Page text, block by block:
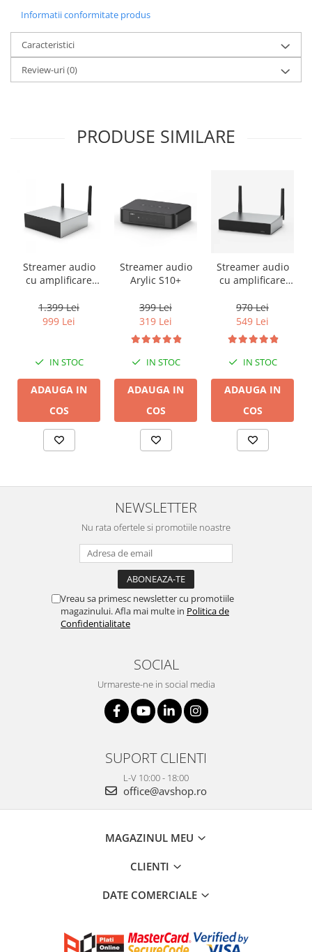
Informatii conformitate produs
Caracteristici
Review-uri(0)
PRODUSE SIMILARE
Streamer audio
cu amplificare
A50+, LAN /Wi-Fi
/Bluetooth,
1.399 Lei
999 Lei
IN STOC
ADAUGA IN
COS
Streamer audio
Arylic S10+
399 Lei
319 Lei
IN STOC
ADAUGA IN
COS
Streamer audio
cu amplificare
A30+, LAN /Wi-Fi
/Bluetooth,
24bit/192kHz,
Multiroom
970 Lei
549 Lei
IN STOC
ADAUGA IN
COS
NEWSLETTER
Nu rata ofertele si promotiile noastre
Vreau sa primesc newsletter cu promotiile
magazinului. Afla mai multe in Politica de
Confidentialitate
SOCIAL
Urmareste-ne in social media
SUPORT CLIENTI
L-V 10:00 - 18:00
office@avshop.ro
MAGAZINUL MEU
CLIENTI
DATE COMERCIALE